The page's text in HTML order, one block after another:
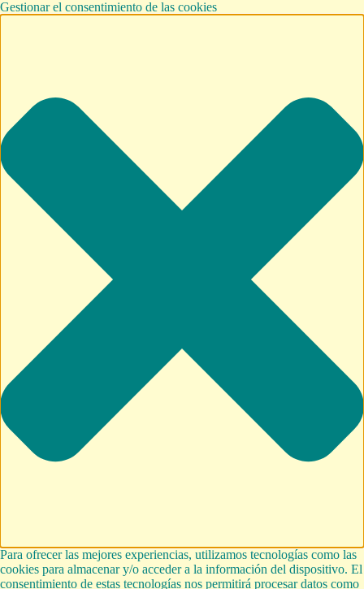
Gestionar el consentimiento de las cookies
Para ofrecer las mejores experiencias, utilizamos tecnologías como las
cookies para almacenar y/o acceder a la información del dispositivo. El
consentimiento de estas tecnologías nos permitirá procesar datos como